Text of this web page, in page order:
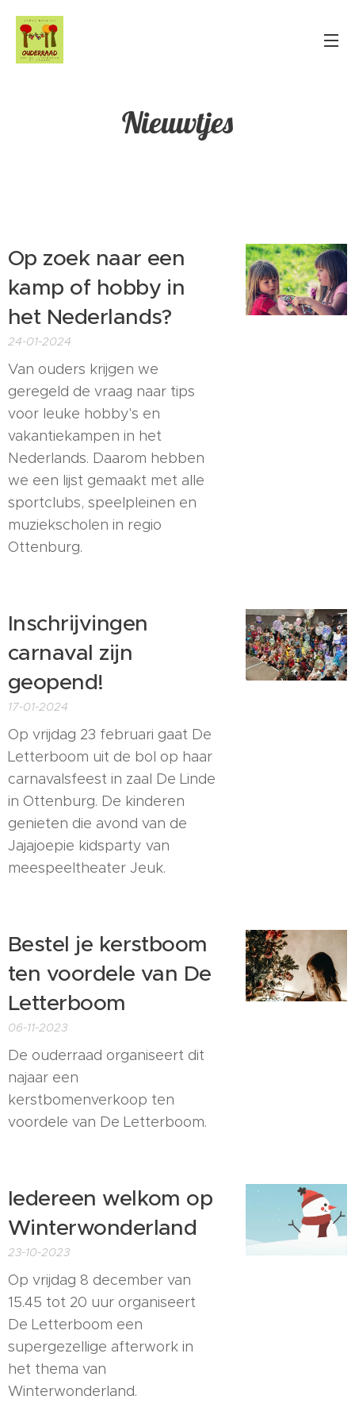
Nieuwtjes
Op zoek naar een
kamp of hobby in
het Nederlands?
24-01-2024
Van ouders krijgen we
geregeld de vraag naar tips
voor leuke hobby's en
vakantiekampen in het
Nederlands. Daarom hebben
we een lijst gemaakt met alle
sportclubs, speelpleinen en
muziekscholen in regio
Ottenburg.
Inschrijvingen
carnaval zijn
geopend!
17-01-2024
Op vrijdag 23 februari gaat De
Letterboom uit de bol op haar
carnavalsfeest in zaal De Linde
in Ottenburg. De kinderen
genieten die avond van de
Jajajoepie kidsparty van
meespeeltheater Jeuk.
Bestel je kerstboom
ten voordele van De
Letterboom
06-11-2023
De ouderraad organiseert dit
najaar een
kerstbomenverkoop ten
voordele van De Letterboom.
Iedereen welkom op
Winterwonderland
23-10-2023
Op vrijdag 8 december van
15.45 tot 20 uur organiseert
De Letterboom een
supergezellige afterwork in
het thema van
Winterwonderland.